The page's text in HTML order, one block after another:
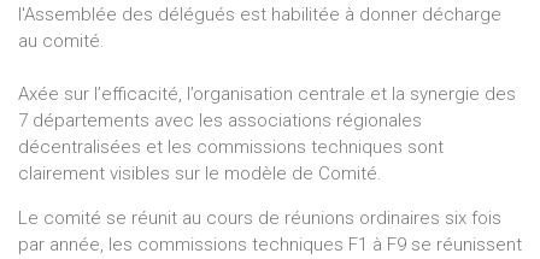
l'Assemblée des délégués est habilitée à donner décharge
au comité.
Axée sur l’efficacité, l’organisation centrale et la synergie des
7 départements avec les associations régionales
décentralisées et les commissions techniques sont
clairement visibles sur le modèle de Comité.
Le comité se réunit au cours de réunions ordinaires six fois
par année, les commissions techniques F1 à F9 se réunissent